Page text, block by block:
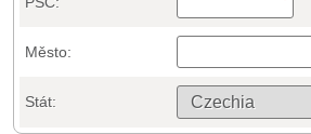
Město:
Stát: